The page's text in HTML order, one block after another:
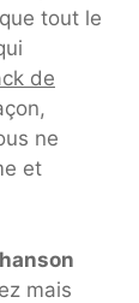
tout le
de
ne
et
mais